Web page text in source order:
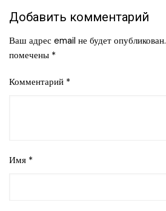
Добавить комментарий
Ваш адрес email не будет опубликован.
помечены *
Комментарий *
Имя *